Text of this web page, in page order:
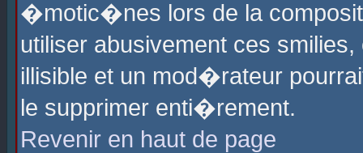
�motic�nes lors de la
utiliser abusivement ces
illisible et un mod�rateur
le supprimer enti�rement.
Revenir en haut de page